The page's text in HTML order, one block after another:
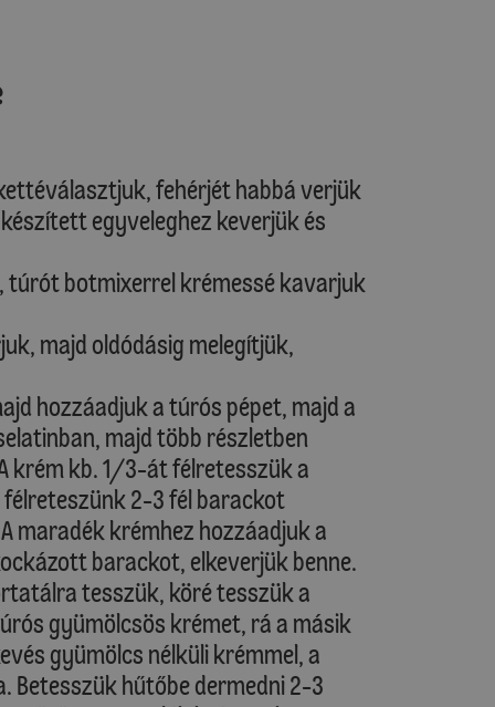
fehérjét habbá verjük
egyveleghez keverjük és
botmixerrel krémessé kavarjuk
majd oldódásig melegítjük,
hozzáadjuk a túrós pépet, majd a
majd több részletben
krém kb. 1/3-át félretesszük a
2-3 fél barackot
maradék krémhez hozzáadjuk a
barackot, elkeverjük benne.
tesszük, köré tesszük a
gyümölcsös krémet, rá a másik
gyümölcs nélküli krémmel, a
Betesszük hűtőbe dermedni 2-3